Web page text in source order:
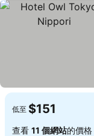
低至 $151
查看 11 個網站的價格